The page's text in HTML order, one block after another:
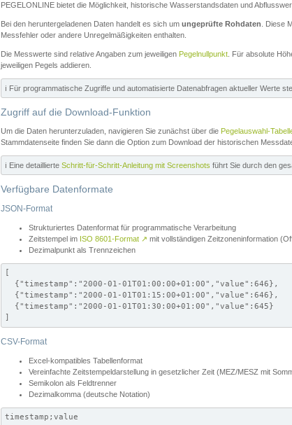
PEGELONLINE bietet die Möglichkeit, historische Wasserstandsdaten und
Bei den heruntergeladenen Daten handelt es sich um ungeprüfte Rohdaten . Diese
Messfehler oder andere Unregelmäßigkeiten enthalten.
Die Messwerte sind relative Angaben zum jeweiligen Pegelnullpunkt . Für absolute
jeweiligen Pegels addieren.
ℹ️ Für programmatische Zugriffe und automatisierte Datenabfragen aktueller Werte
Zugriff auf die Download-Funktion
Um die Daten herunterzuladen, navigieren Sie zunächst über die Pegelauswahl-
Stammdatenseite finden Sie dann die Option zum Download der historischen
ℹ️ Eine detaillierte Schritt-für-Schritt-Anleitung mit Screenshots führt Sie durch den
Verfügbare Datenformate
JSON-Format
Strukturiertes Datenformat für programmatische Verarbeitung
Zeitstempel im ISO 8601-Format ↗ mit vollständigen Zeitzoneninformation
Dezimalpunkt als Trennzeichen
[
  {"timestamp":"2000-01-01T01:00:00+01:00","value":646},
  {"timestamp":"2000-01-01T01:15:00+01:00","value":646},
  {"timestamp":"2000-01-01T01:30:00+01:00","value":645}
]
CSV-Format
Excel-kompatibles Tabellenformat
Vereinfachte Zeitstempeldarstellung in gesetzlicher Zeit (MEZ/MESZ mit
Semikolon als Feldtrenner
Dezimalkomma (deutsche Notation)
timestamp;value